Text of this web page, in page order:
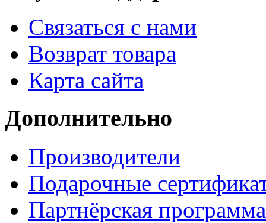
Связаться с нами
Возврат товара
Карта сайта
Дополнительно
Производители
Подарочные
Партнёрская программа